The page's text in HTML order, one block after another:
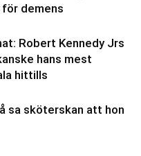
för demens
Robert Kennedy Jrs
hans mest
hittills
sa sköterskan att hon